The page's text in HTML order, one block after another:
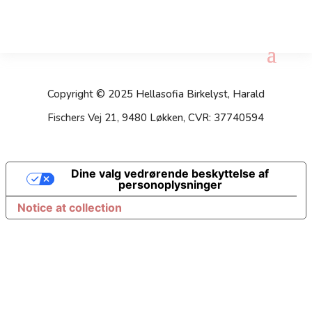
Copyright © 2025 Hellasofia Birkelyst, Harald
Fischers Vej 21, 9480 Løkken, CVR: 37740594
Notice at collection
Dine valg vedrørende beskyttelse af
personoplysninger